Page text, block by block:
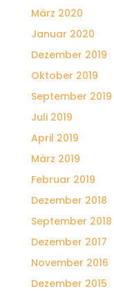
März 2020
Januar 2020
Dezember 2019
Oktober 2019
September 2019
Juli 2019
April 2019
März 2019
Februar 2019
Dezember 2018
September 2018
Dezember 2017
November 2016
Dezember 2015